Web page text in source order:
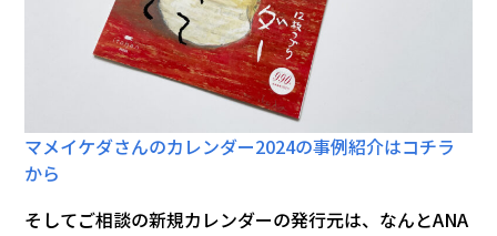
マメイケダさんのカレンダー2024の事例紹介はコチラ
から
そしてご相談の新規カレンダーの発行元は、なんとANA